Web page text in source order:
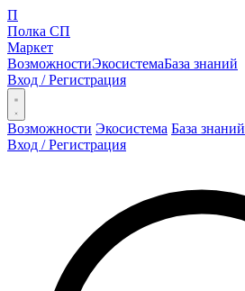
П
Полка СП
Маркет
ВозможностиЭкосистемаБаза знаний
Вход / Регистрация
Открыть меню
Возможности Экосистема База знаний
Вход / Регистрация